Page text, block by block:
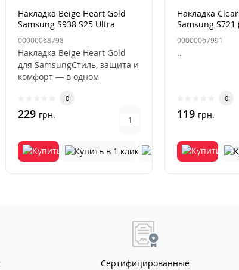
Накладка Beige Heart Gold
Samsung S938 S25 Ultra
Коричневая
00000068798
Накладка Beige Heart Gold
для SamsungСтиль, защита и
комфорт — в одном
0
229 грн.
Накладка
Samsung S721
Прозрачная
00000067991
..
0
119 грн.
Сертифицированные